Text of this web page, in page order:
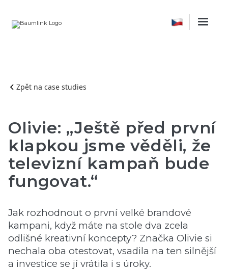
Zpět na case studies
Olivie: „Ještě před první
klapkou jsme věděli, že
televizní kampaň bude
fungovat.“
Jak rozhodnout o první velké brandové
kampani, když máte na stole dva zcela
odlišné kreativní koncepty? Značka Olivie si
nechala oba otestovat, vsadila na ten silnější
a investice se jí vrátila i s úroky.